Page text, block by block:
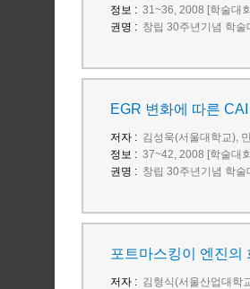
정보 : 31~36, 2008 [학술대
권명 : 창립 30주년기념 학
EGR 변화에 따른
저자 : 김성욱(서울대학교),
정보 : 37~42, 2008 [학술대
권명 : 창립 30주년기념 학
포트마스킹이 엔진의
저자 : 김형식(서울산업대학